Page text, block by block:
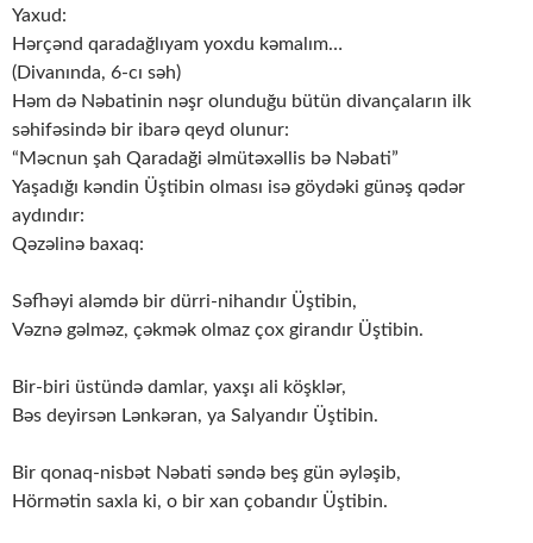
Yaxud:
Hərçənd qaradağlıyam yoxdu kəmalım…
(Divanında, 6-cı səh)
Həm də Nəbatinin nəşr olunduğu bütün divançaların ilk
səhifəsində bir ibarə qeyd olunur:
“Məcnun şah Qaradaği əlmütəxəllis bə Nəbati”
Yaşadığı kəndin Üştibin olması isə göydəki günəş qədər
aydındır:
Qəzəlinə baxaq:
Səfhəyi aləmdə bir dürri-nihandır Üştibin,
Vəznə gəlməz, çəkmək olmaz çox girandır Üştibin.
Bir-biri üstündə damlar, yaxşı ali köşklər,
Bəs deyirsən Lənkəran, ya Salyandır Üştibin.
Bir qonaq-nisbət Nəbati səndə beş gün əyləşib,
Hörmətin saxla ki, o bir xan çobandır Üştibin.